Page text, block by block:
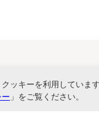
ッキーを利用してい
」をご覧ください。